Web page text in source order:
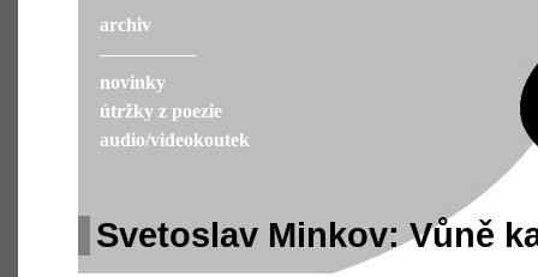
Svetoslav Minkov: Vůně
archiv
––––––––––
novinky
útržky z poezie
audio/videokoutek